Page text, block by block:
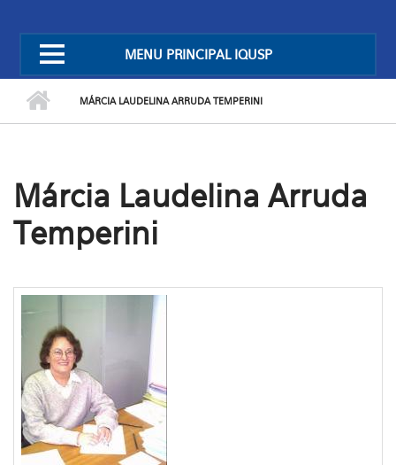
MENU PRINCIPAL IQUSP
MÁRCIA LAUDELINA ARRUDA TEMPERINI
Márcia Laudelina Arruda
Temperini